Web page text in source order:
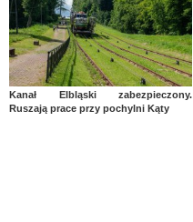
Kanał Elbląski zabezpieczony.
Ruszają prace przy pochylni Kąty